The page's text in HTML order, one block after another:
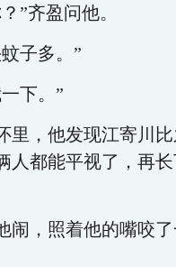
”齐盈问他。
子多。”
下。”
里，他发现江寄川
人都能平视了，再
闹，照着他的嘴咬